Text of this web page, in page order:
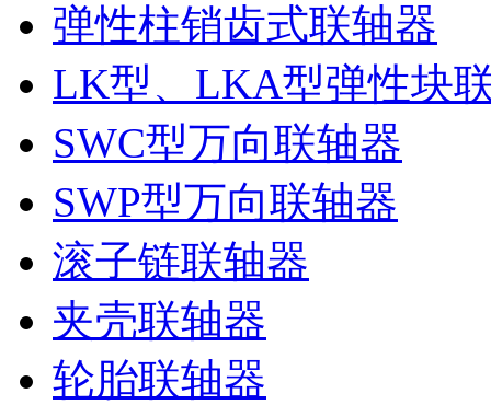
弹性柱销齿式联轴器
LK型、LKA型弹性块
SWC型万向联轴器
SWP型万向联轴器
滚子链联轴器
夹壳联轴器
轮胎联轴器